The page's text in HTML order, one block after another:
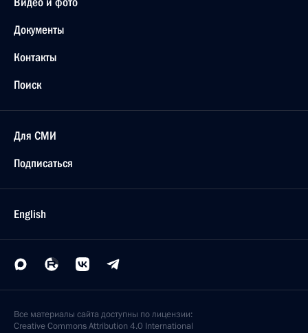
Документы
Контакты
Поиск
Для СМИ
Подписаться
English
Все материалы сайта доступны по лицензии:
Creative Commons Attribution 4.0 International